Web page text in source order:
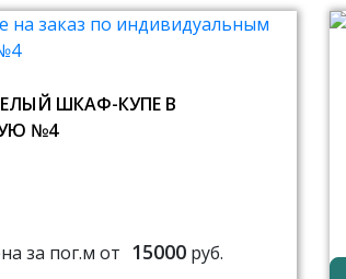
ШКАФ-КУПЕ В
№4
за пог.м от 15000руб.